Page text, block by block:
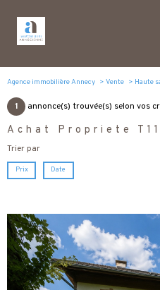
Agence immobilière Annecy Vente Haute
1 annonce(s) trouvée(s) selon vos
Achat Propriete
Trier par
Prix Date